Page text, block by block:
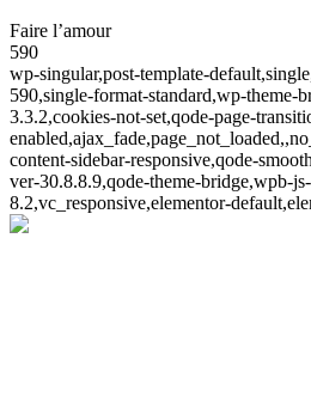
Faire l’amour
590
wp-singular,post-template-
590,single-format-standard,wp-theme-
3.3.2,cookies-not-set,qode-page-
content-sidebar-responsive,qode-
ver-30.8.8.9,qode-theme-bridge,wpb-
8.2,vc_responsive,elementor-